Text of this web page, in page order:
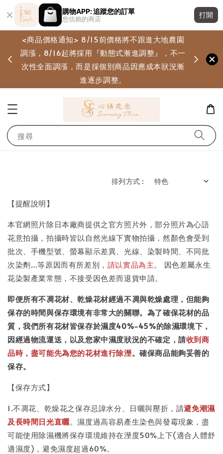
購物APP: 追蹤您的訂單
您信賴的商店
打開
<商品價格通知> 8/15前價格將不跟進大地農園
調漲，8/16起將採用『動態式漸進調整』，不一
次性全面調漲，而是採個別商品因應成本狀況漸
進逐步調整。
搜尋
排列方式 :
【提醒說明】
本官網照片除日本廠商提供之官方照片外，部分照片為心語
花意拍攝，拍攝時皆以自然光線下實物拍攝，然顏色會受到
批次、手機型號、螢幕顯示差異、光線、染製時間、不同批
次染劑…等原因而有所差別， 請以實品為主。 因色差屬永生
花染製產業常態，不接受因色差而退貨申請。
即便所有不凋花材、乾燥花材經過不凋與乾燥處理，但能夠
保存的時間與保存環境有非常大的關聯。為了確保花材的品
質，我們所有花材皆保存於濕度40%-45%的除濕環境下，
因經過物流運送，以及您家中濕度狀況的不確定，請收到商
品時，盡可能先為您的花材進行除溼。確保商品能夠妥善的
保存。
【保存方式】
1.不凋花、乾燥花之保存忌諱水分、日曬與壓折，請避免潮濕
及長時間日光直曬。濕度過高容易產生染色與發霉現象，盡
可能使用除濕機將保存環境維持在溼度50%上下(適合人體舒
適濕度)，避免濕度超過60%。